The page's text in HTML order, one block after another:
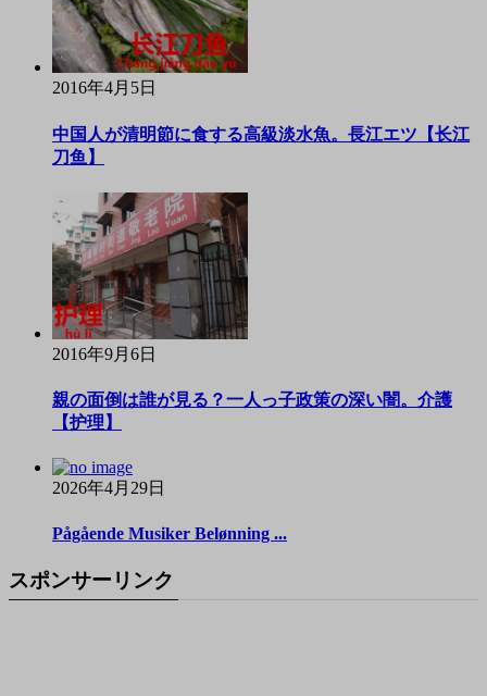
2016年4月5日
中国人が清明節に食する高級淡水魚。長江エツ【长江
刀鱼】
2016年9月6日
親の面倒は誰が見る？一人っ子政策の深い闇。介護
【护理】
2026年4月29日
Pågående Musiker Belønning ...
スポンサーリンク